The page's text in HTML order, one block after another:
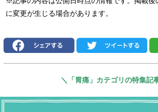
に変更が生じる場合があります。
＼「胃痛」カテゴリの特集記